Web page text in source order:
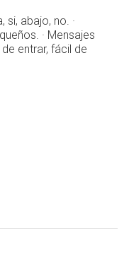
si, abajo, no. ·
· Mensajes
entrar, fácil de